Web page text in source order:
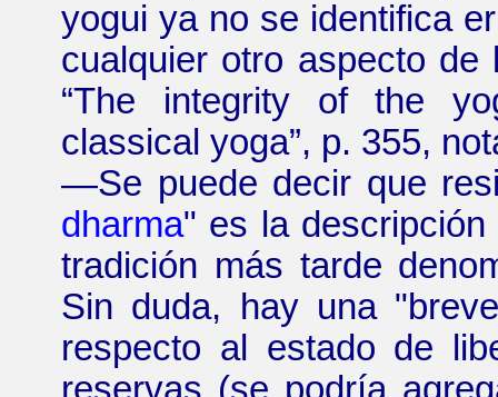
yogui ya no se identifica
cualquier otro aspecto
“The integrity of the
classical yoga”, p. 355,
—Se puede decir que
dharma" es la
tradición más tarde
Sin duda, hay una
respecto al estado de
reservas (se podría